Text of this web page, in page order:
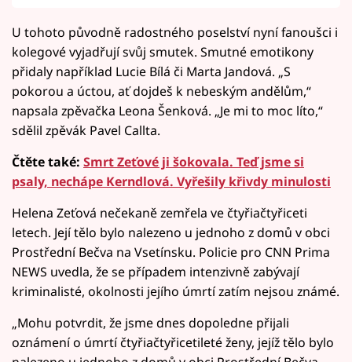
U tohoto původně radostného poselství nyní fanoušci i
kolegové vyjadřují svůj smutek. Smutné emotikony
přidaly například Lucie Bílá či Marta Jandová. „S
pokorou a úctou, ať dojdeš k nebeským andělům,“
napsala zpěvačka Leona Šenková. „Je mi to moc líto,“
sdělil zpěvák Pavel Callta.
Čtěte také: Smrt Zeťové ji šokovala. Teď jsme si
psaly, nechápe Kerndlová. Vyřešily křivdy minulosti
Helena Zeťová nečekaně zemřela ve čtyřiačtyřiceti
letech. Její tělo bylo nalezeno u jednoho z domů v obci
Prostřední Bečva na Vsetínsku. Policie pro CNN Prima
NEWS uvedla, že se případem intenzivně zabývají
kriminalisté, okolnosti jejího úmrtí zatím nejsou známé.
„Mohu potvrdit, že jsme dnes dopoledne přijali
oznámení o úmrtí čtyřiačtyřicetileté ženy, jejíž tělo bylo